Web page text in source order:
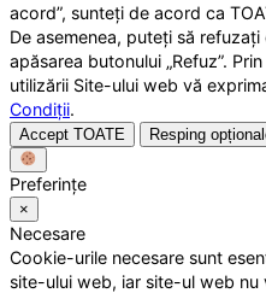
acord”, sunteți de acord ca
De asemenea, puteți să
apăsarea butonului „Refuz”.
utilizării Site-ului web vă
Condiții.
Accept TOATE Resping
Preferințe
×
Necesare
Cookie-urile necesare sunt
site-ului web, iar site-ul web